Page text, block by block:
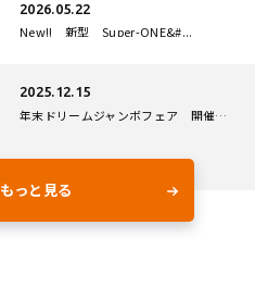
2026.05.22
New!! 新型 Super-ONE&#...
2025.12.15
年末ドリームジャンボフェア 開催！！
もっと見る